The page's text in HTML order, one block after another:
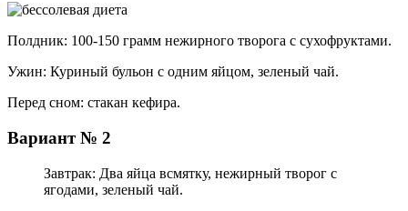
Полдник: 100-150 грамм нежирного творога с сухофруктами.
Ужин: Куриный бульон с одним яйцом, зеленый чай.
Перед сном: стакан кефира.
Вариант № 2
Завтрак: Два яйца всмятку, нежирный творог с
ягодами, зеленый чай.